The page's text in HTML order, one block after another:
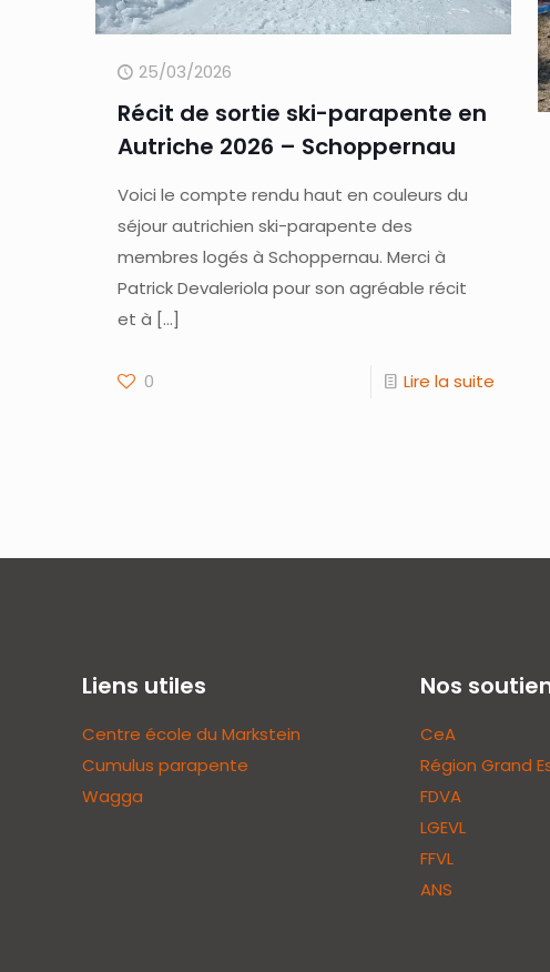
25/03/2026
Récit de sortie ski-parapente en
Autriche 2026 – Schoppernau
Voici le compte rendu haut en couleurs du
séjour autrichien ski-parapente des
membres logés à Schoppernau. Merci à
Patrick Devaleriola pour son agréable récit
et à […]
0 Lire la suite
Liens utiles
Centre école du Markstein
Cumulus parapente
Wagga
Nos
CeA
Région Grand
FDVA
LGEVL
FFVL
ANS